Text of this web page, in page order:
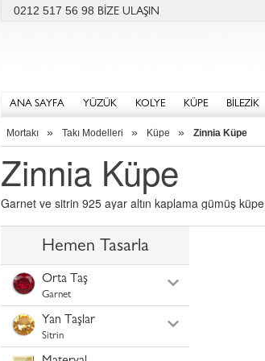
0212 517 56 98 BİZE ULAŞIN
ANA SAYFA YÜZÜK KOLYE KÜPE BİLEZİK
Mortakı » Takı Modelleri » Küpe » Zinnia Küpe
Zinnia Küpe
Garnet ve sitrin 925 ayar altın kaplama gümüş küpe
Hemen Tasarla
Orta Taş
Garnet
Yan Taşlar
Sitrin